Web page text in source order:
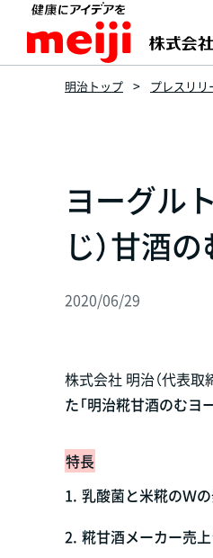
明治トップ プレスリリ
ヨーグル
じ）甘酒
2020/06/29
株式会社 明治（代表取
た「明治糀甘酒のむヨ
特長
1. 乳酸菌と米糀のＷ
2. 糀甘酒メーカー売